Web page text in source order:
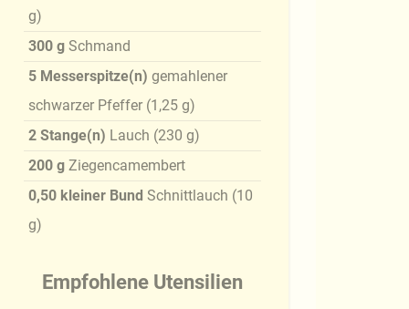
g)
300 g Schmand
5 Messerspitze(n) gemahlener
schwarzer Pfeffer (1,25 g)
2 Stange(n) Lauch (230 g)
200 g Ziegencamembert
0,50 kleiner Bund Schnittlauch (10
g)
Empfohlene Utensilien